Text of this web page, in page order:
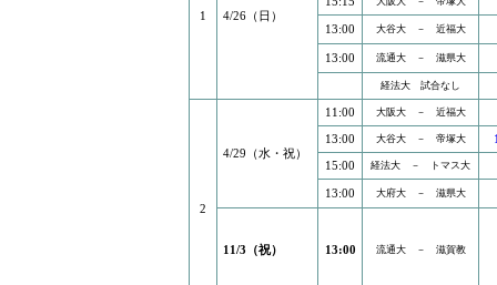
1 4/26（日）
13:00 大谷大 － 近福大
13:00 流通大 － 滋県大
経法大 試合なし
2
4/29（水・祝）
11:00 大阪大 － 近福大
13:00 大谷大 － 帝塚大
15:00
経法大 － トマス大
13:00 大府大 － 滋県大
11/3（祝） 13:00 流通大 － 滋賀教